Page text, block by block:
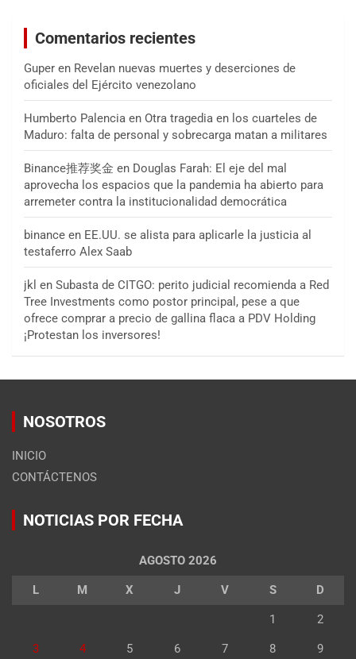
Comentarios recientes
Guper en Revelan nuevas muertes y deserciones de
oficiales del Ejército venezolano
Humberto Palencia en Otra tragedia en los cuarteles de
Maduro: falta de personal y sobrecarga matan a militares
Binance推荐奖金 en Douglas Farah: El eje del mal
aprovecha los espacios que la pandemia ha abierto para
arremeter contra la institucionalidad democrática
binance en EE.UU. se alista para aplicarle la justicia al
testaferro Alex Saab
jkl en Subasta de CITGO: perito judicial recomienda a Red
Tree Investments como postor principal, pese a que
ofrece comprar a precio de gallina flaca a PDV Holding
¡Protestan los inversores!
NOSOTROS
INICIO
CONTÁCTENOS
NOTICIAS POR FECHA
AGOSTO 2026
L M X J V S D
1 2
3 4 5 6 7 8 9